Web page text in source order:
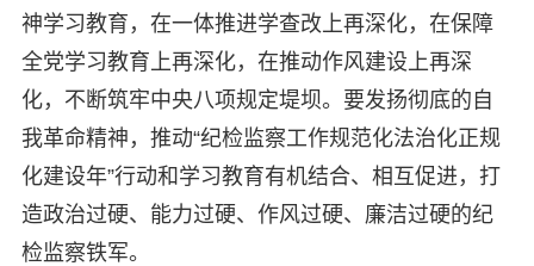
神学习教育，在一体推进学查改上再深化，在保障
全党学习教育上再深化，在推动作风建设上再深
化，不断筑牢中央八项规定堤坝。要发扬彻底的自
我革命精神，推动“纪检监察工作规范化法治化正规
化建设年”行动和学习教育有机结合、相互促进，打
造政治过硬、能力过硬、作风过硬、廉洁过硬的纪
检监察铁军。